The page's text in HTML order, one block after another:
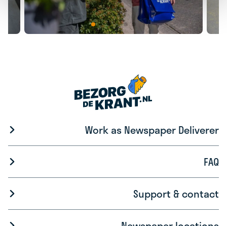
Work as Newspaper Deliverer
FAQ
Support & contact